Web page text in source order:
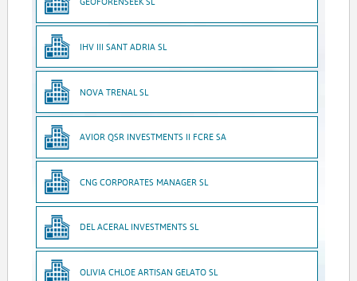
IHV III SANT ADRIA SL
NOVA TRENAL SL
AVIOR QSR INVESTMENTS II FCRE SA
CNG CORPORATES MANAGER SL
DEL ACERAL INVESTMENTS SL
OLIVIA CHLOE ARTISAN GELATO SL